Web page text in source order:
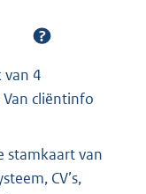
van 4
cliëntinfo
stamkaart van
CV’s,